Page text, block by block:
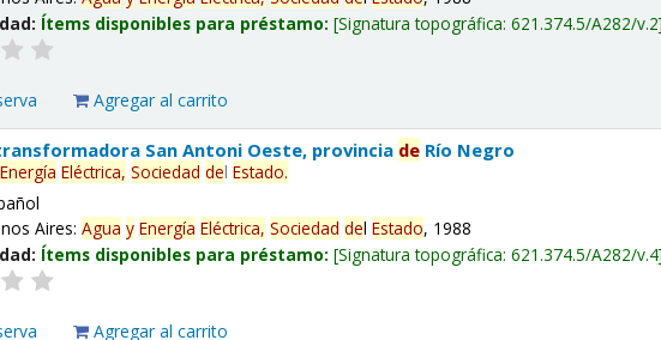
Ítems disponibles para préstamo: Signatura topográfica:621.374.5/A282/v.2
Agregar al carrito
San Antoni Oeste, provincia de Río Negro
Energía Eléctrica, Sociedad delEstado.
Aires:Agua y Energía Eléctrica, Sociedad delEstado, 1988
Ítems disponibles para préstamo: Signatura topográfica:621.374.5/A282/v.4
Agregar al carrito